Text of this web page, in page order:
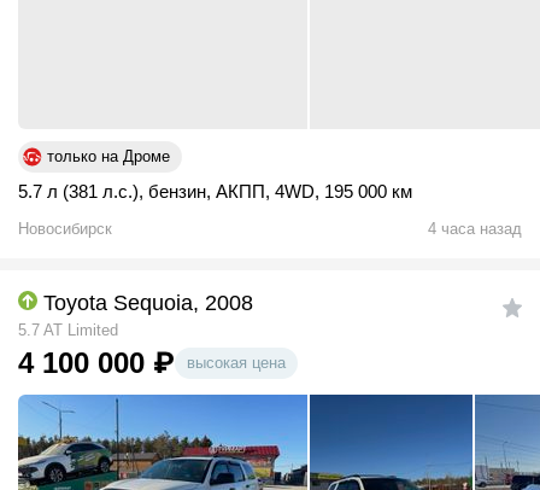
только на Дроме
5.7 л (381 л.с.), бензин, АКПП, 4WD, 195 000 км
Новосибирск 4 часа назад
Toyota Sequoia, 2008
5.7 AT Limited
4 100 000 ₽ высокая цена